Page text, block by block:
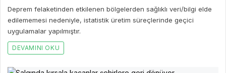
Deprem felaketinden etkilenen bölgelerden sağlıklı veri/bilgi elde
edilememesi nedeniyle, istatistik üretim süreçlerinde geçici
uygulamalar yapılmıştır.
DEVAMINI OKU